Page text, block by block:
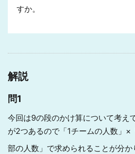
すか。
解説
問1
今回は9の段のかけ算について考え
が2つあるので「1チームの人数」×
部の人数」で求められることが分か